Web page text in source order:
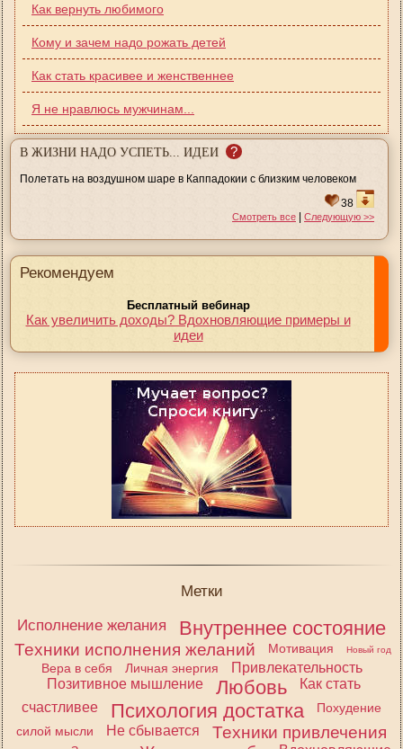
Как вернуть любимого
Кому и зачем надо рожать детей
Как стать красивее и женственнее
Я не нравлюсь мужчинам...
В ЖИЗНИ НАДО УСПЕТЬ... ИДЕИ ?
Полетать на воздушном шаре в Каппадокии с близким человеком
38
Смотреть все | Следующую >>
Рекомендуем
Бесплатный вебинар
Как увеличить доходы? Вдохновляющие примеры и
идеи
Метки
Исполнение желания
Внутреннее состояние
Техники исполнения желаний Мотивация Новый год
Вера в себя Личная энергия
Привлекательность
Позитивное мышление
Любовь
Как стать
счастливее
Психология достатка
Похудение
силой мысли
Не сбывается
Техники привлечения